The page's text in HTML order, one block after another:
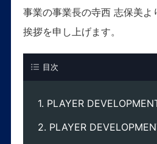
事業の事業長の寺西 志保美よ
挨拶を申し上げます。
目次
PLAYER
PLAYER